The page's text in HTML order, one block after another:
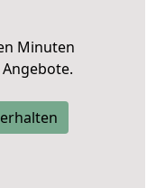
Minuten